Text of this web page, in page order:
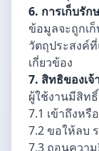
6. การเก็บรั
ข้อมูลจะถูกเก็
วัตถุประสงค์
เกี่ยวข้อง
7. สิทธิของเ
ผู้ใช้งานมีสิท
7.1 เข้าถึงหรื
7.2 ขอให้ลบ
7.3 ถอนควา